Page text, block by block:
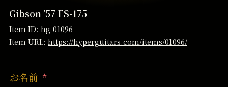
Gibson ’57 ES-175
Item ID: hg-01096
Item URL: https://hyperguitars.com/items/01096/
お名前